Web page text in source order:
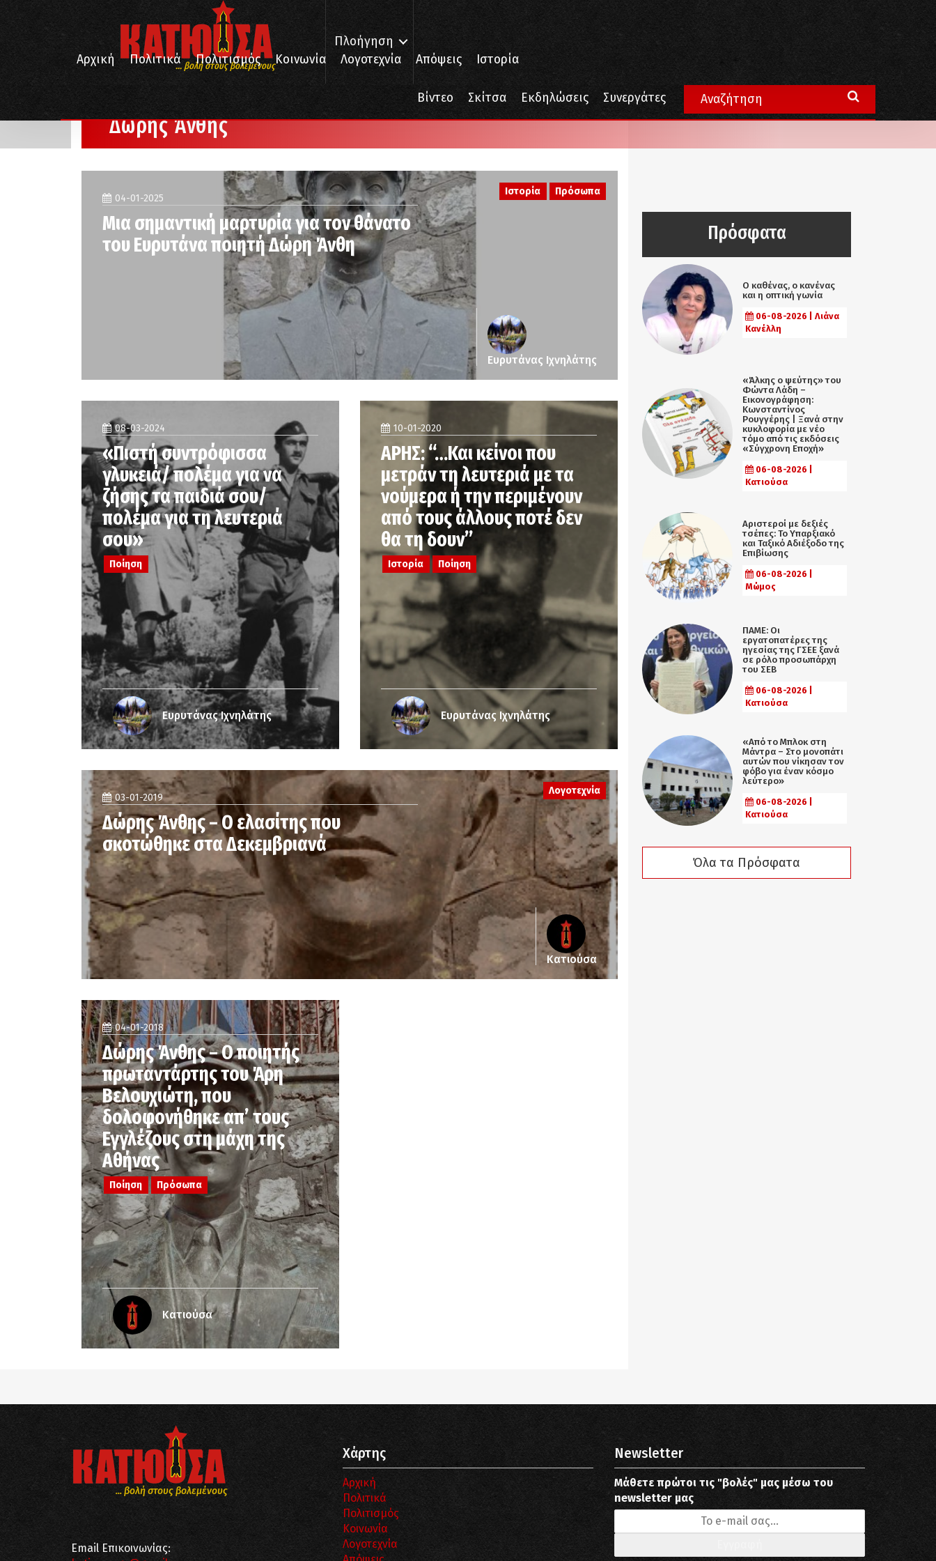
... βολή στους βολεμένους
Πλοήγηση
Αρχική
Πολιτικά Πολιτισμός Κοινωνία Λογοτεχνία Απόψεις Ιστορία
Βίντεο Σκίτσα Εκδηλώσεις Συνεργάτες
Δώρης Άνθης
Δώρης Άνθης
Ιστορία Πρόσωπα
04-01-2025
Μια σημαντική μαρτυρία για τον θάνατο
του Ευρυτάνα ποιητή Δώρη Άνθη
Ευρυτάνας Ιχνηλάτης
08-03-2024
«Πιστή συντρόφισσα
γλυκειά/ πολέμα για να
ζήσης τα παιδιά σου/
πολέμα για τη λευτεριά
σου»
Ποίηση
Ευρυτάνας Ιχνηλάτης
10-01-2020
ΑΡΗΣ: “…Και κείνοι που
μετράν τη λευτεριά με τα
νούμερα ή την περιμένουν
από τους άλλους ποτέ δεν
θα τη δουν”
Ιστορία Ποίηση
Ευρυτάνας Ιχνηλάτης
Λογοτεχνία
03-01-2019
Δώρης Άνθης – Ο ελασίτης που
σκοτώθηκε στα Δεκεμβριανά
Κατιούσα
04-01-2018
Δώρης Άνθης – Ο ποιητής
πρωταντάρτης του Άρη
Βελουχιώτη, που
δολοφονήθηκε απ’ τους
Εγγλέζους στη μάχη της
Αθήνας
Ποίηση Πρόσωπα
Κατιούσα
Πρόσφατα
Ο καθένας, ο κανένας
και η οπτική γωνία
06-08-2026 | Λιάνα
Κανέλλη
«Άλκης ο ψεύτης» του
Φώντα Λάδη –
Εικονογράφηση:
Κωνσταντίνος
Ρουγγέρης | Ξανά στην
κυκλοφορία με νέο
τόμο από τις εκδόσεις
«Σύγχρονη Εποχή»
06-08-2026 |
Κατιούσα
Αριστεροί με δεξιές
τσέπες: Το Υπαρξιακό
και Ταξικό Αδιέξοδο της
Επιβίωσης
06-08-2026 |
Μώμος
ΠΑΜΕ: Οι
εργατοπατέρες της
ηγεσίας της ΓΣΕΕ ξανά
σε ρόλο προσωπάρχη
του ΣΕΒ
06-08-2026 |
Κατιούσα
«Από το Μπλοκ στη
Μάντρα – Στο μονοπάτι
αυτών που νίκησαν τον
φόβο για έναν κόσμο
λεύτερο»
06-08-2026 |
Κατιούσα
Όλα τα Πρόσφατα
... βολή στους βολεμένους
Email Επικοινωνίας:
Χάρτης
Αρχική
Πολιτικά
Πολιτισμός
Κοινωνία
Λογοτεχνία
Newsletter
Μάθετε πρώτοι τις "βολές" μας μέσω του
newsletter μας